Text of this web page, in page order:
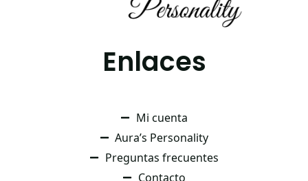
Enlaces
Mi cuenta
Aura’s Personality
Preguntas frecuentes
Contacto